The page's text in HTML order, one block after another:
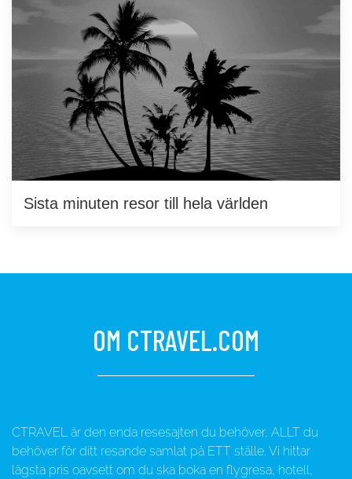
Sista minuten resor till hela världen
OM CTRAVEL.COM
CTRAVEL är den enda resesajten du behöver, ALLT du
behöver för ditt resande samlat på ETT ställe. Vi hittar
lägsta pris oavsett om du ska boka en flygresa, hotell,